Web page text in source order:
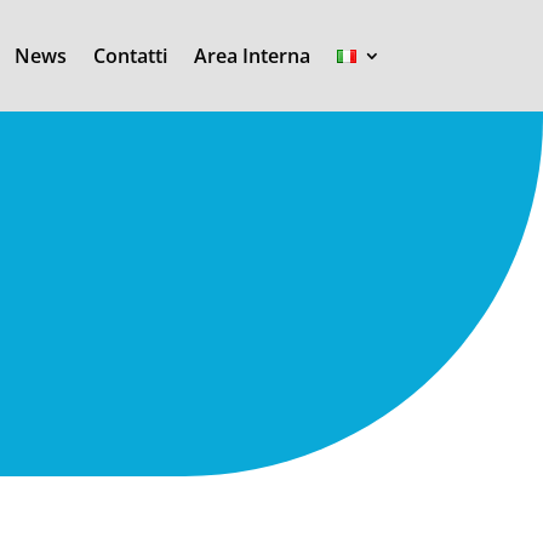
News Contatti Area Interna